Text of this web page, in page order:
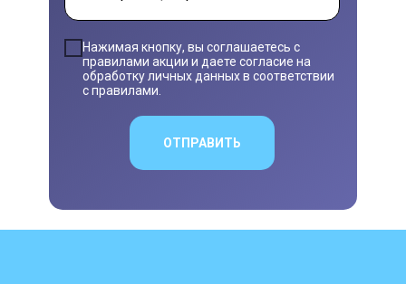
Нажимая кнопку, вы соглашаетесь с
правилами акции и даете согласие на
обработку личных данных в соответствии
с правилами.
ОТПРАВИТЬ